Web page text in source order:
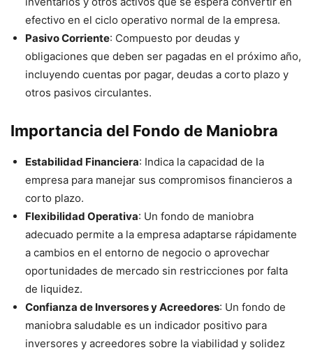
efectivo en el ciclo operativo normal de la empresa.
Pasivo Corriente: Compuesto por deudas y
obligaciones que deben ser pagadas en el próximo año,
incluyendo cuentas por pagar, deudas a corto plazo y
otros pasivos circulantes.
Importancia del Fondo de Maniobra
Estabilidad Financiera: Indica la capacidad de la
empresa para manejar sus compromisos financieros a
corto plazo.
Flexibilidad Operativa: Un fondo de maniobra
adecuado permite a la empresa adaptarse rápidamente
a cambios en el entorno de negocio o aprovechar
oportunidades de mercado sin restricciones por falta
de liquidez.
Confianza de Inversores y Acreedores: Un fondo de
maniobra saludable es un indicador positivo para
inversores y acreedores sobre la viabilidad y solidez